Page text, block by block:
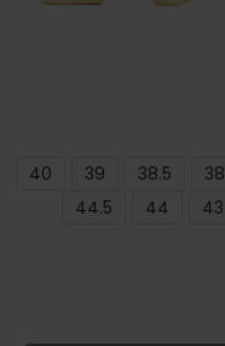
38
38.5
39
40
43
44
44.5